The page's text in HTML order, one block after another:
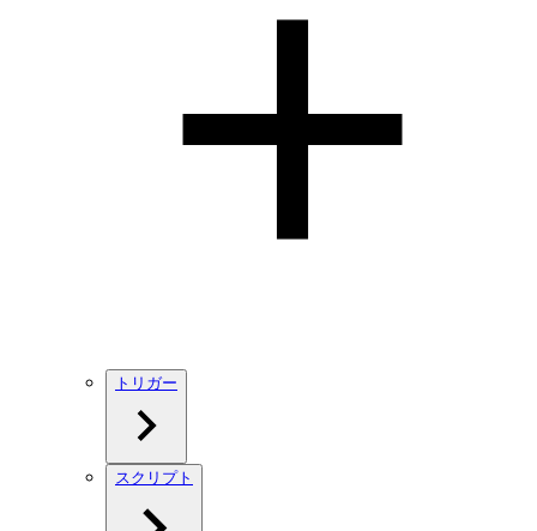
トリガー
スクリプト